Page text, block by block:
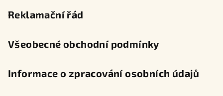
Reklamační řád
Všeobecné obchodní podmínky
Informace o zpracování osobních údajů